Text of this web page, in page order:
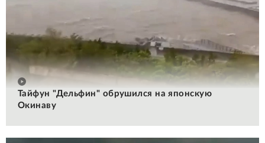
Тайфун "Дельфин" обрушился на японскую
Окинаву